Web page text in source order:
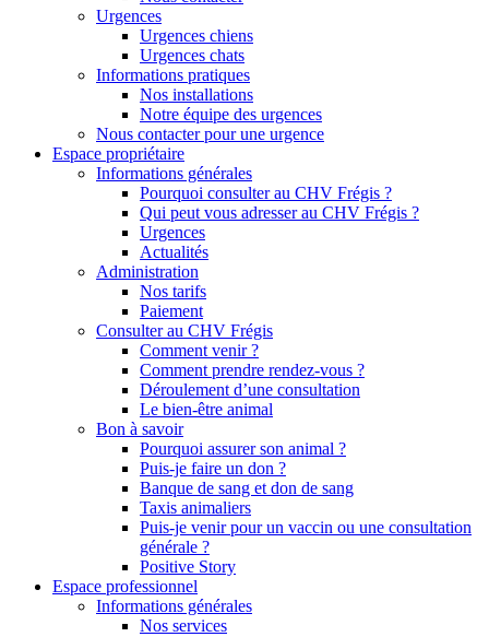
Urgences
Urgences chiens
Urgences chats
Informations pratiques
Nos installations
Notre équipe des urgences
Nous contacter pour une urgence
Espace propriétaire
Informations générales
Pourquoi consulter au CHV Frégis ?
Qui peut vous adresser au CHV Frégis ?
Urgences
Actualités
Administration
Nos tarifs
Paiement
Consulter au CHV Frégis
Comment venir ?
Comment prendre rendez-vous ?
Déroulement d’une consultation
Le bien-être animal
Bon à savoir
Pourquoi assurer son animal ?
Puis-je faire un don ?
Banque de sang et don de sang
Taxis animaliers
Puis-je venir pour un vaccin ou une consultation
générale ?
Positive Story
Espace professionnel
Informations générales
Nos services